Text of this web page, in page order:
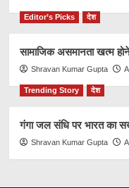
Editor’s Picks देश
सामाजिक असमानता खत्म
Shravan Kumar Gupta
Trending Story देश
गंगा जल संधि पर भारत का
Shravan Kumar Gupta